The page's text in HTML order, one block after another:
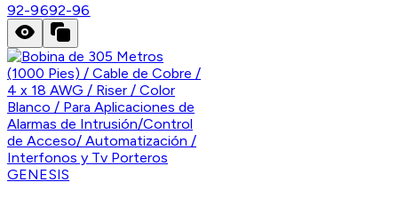
92-9692-96
GENESIS